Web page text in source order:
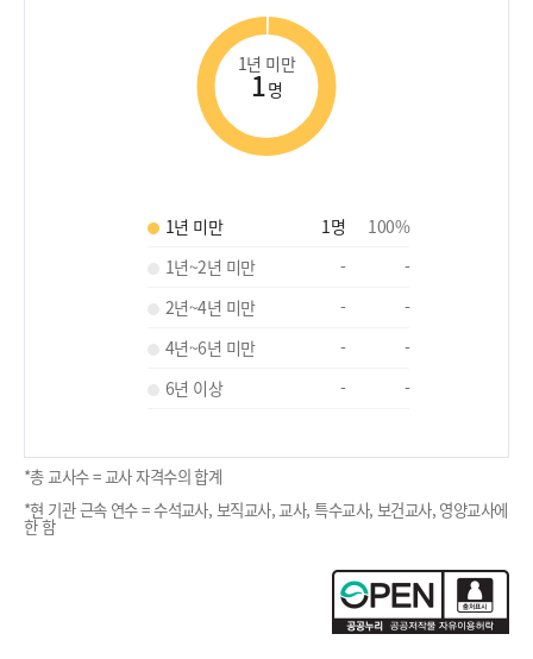
1년 미만
1명
1년 미만 1명 100%
1년~2년 미만
-
-
2년~4년 미만
-
-
4년~6년 미만
-
-
6년 이상
- -
*총 교사수 = 교사 자격수의 합계
*현 기관 근속 연수 = 수석교사, 보직교사, 교사, 특수교사, 보건교사, 영양교사에
한 함